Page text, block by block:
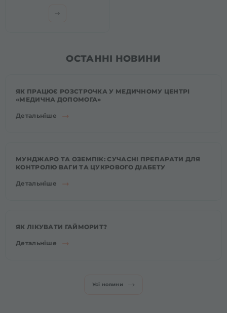
ОСТАННІ НОВИНИ
ЯК ПРАЦЮЄ РОЗСТРОЧКА У МЕДИЧНОМУ ЦЕНТРІ
«МЕДИЧНА ДОПОМОГА»
Детальніше
МУНДЖАРО ТА ОЗЕМПІК: СУЧАСНІ ПРЕПАРАТИ ДЛЯ
КОНТРОЛЮ ВАГИ ТА ЦУКРОВОГО ДІАБЕТУ
Детальніше
ЯК ЛІКУВАТИ ГАЙМОРИТ?
Детальніше
Усі новини